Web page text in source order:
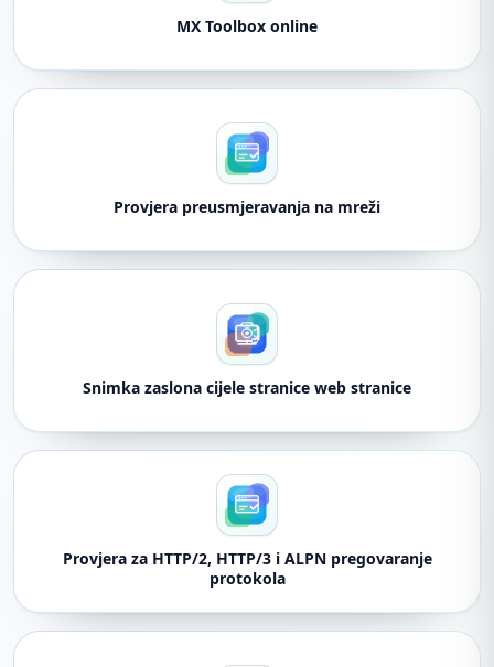
MX Toolbox online
Provjera preusmjeravanja na mreži
Snimka zaslona cijele stranice web stranice
Provjera za HTTP/2, HTTP/3 i ALPN pregovaranje
protokola